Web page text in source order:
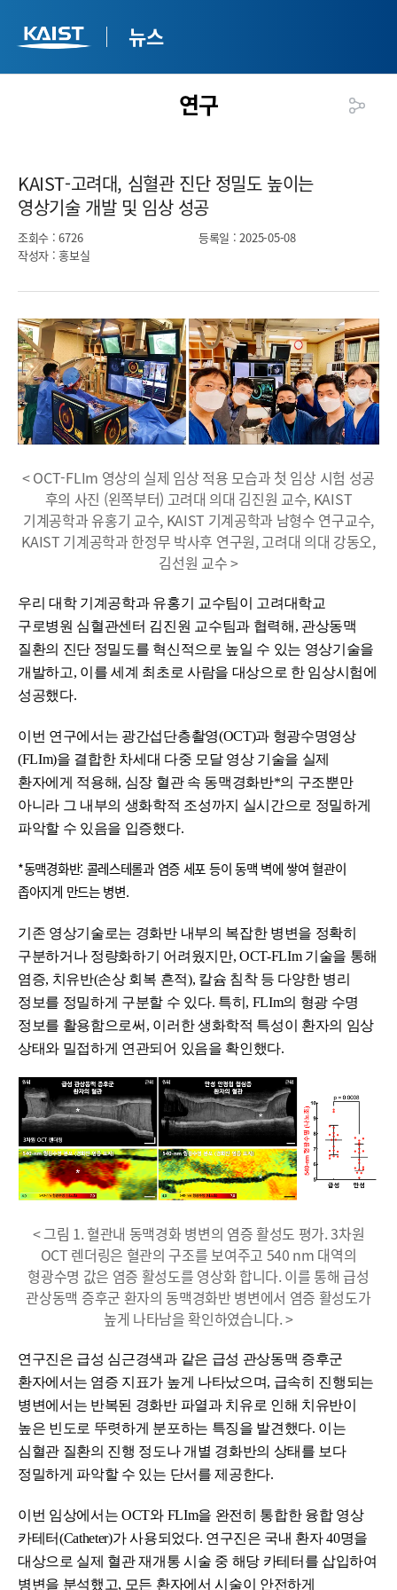
뉴스
연구
KAIST-고려대, 심혈관 진단 정밀도 높이는
영상기술 개발 및 임상 성공​
조회수 : 6726 등록일 : 2025-05-08
작성자 : 홍보실
< OCT-FLIm 영상의 실제 임상 적용 모습과 첫 임상 시험 성공
후의 사진 (왼쪽부터) 고려대 의대 김진원 교수, KAIST
기계공학과 유홍기 교수, KAIST 기계공학과 남형수 연구교수,
KAIST 기계공학과 한정무 박사후 연구원, 고려대 의대 강동오,
김선원 교수 >
우리 대학 기계공학과 유홍기 교수팀이 고려대학교
구로병원 심혈관센터 김진원 교수팀과 협력해, 관상동맥
질환의 진단 정밀도를 혁신적으로 높일 수 있는 영상기술을
개발하고, 이를 세계 최초로 사람을 대상으로 한 임상시험에
성공했다.
이번 연구에서는 광간섭단층촬영(OCT)과 형광수명영상
(FLIm)을 결합한 차세대 다중 모달 영상 기술을 실제
환자에게 적용해, 심장 혈관 속 동맥경화반*의 구조뿐만
아니라 그 내부의 생화학적 조성까지 실시간으로 정밀하게
파악할 수 있음을 입증했다.
*동맥경화반: 콜레스테롤과 염증 세포 등이 동맥 벽에 쌓여 혈관이
좁아지게 만드는 병변.
기존 영상기술로는 경화반 내부의 복잡한 병변을 정확히
구분하거나 정량화하기 어려웠지만, OCT-FLIm 기술을 통해
염증, 치유반(손상 회복 흔적), 칼슘 침착 등 다양한 병리
정보를 정밀하게 구분할 수 있다. 특히, FLIm의 형광 수명
정보를 활용함으로써, 이러한 생화학적 특성이 환자의 임상
상태와 밀접하게 연관되어 있음을 확인했다.
< 그림 1. 혈관내 동맥경화 병변의 염증 활성도 평가. 3차원
OCT 렌더링은 혈관의 구조를 보여주고 540 nm 대역의
형광수명 값은 염증 활성도를 영상화 합니다. 이를 통해 급성
관상동맥 증후군 환자의 동맥경화반 병변에서 염증 활성도가
높게 나타남을 확인하였습니다. >
연구진은 급성 심근경색과 같은 급성 관상동맥 증후군
환자에서는 염증 지표가 높게 나타났으며, 급속히 진행되는
병변에서는 반복된 경화반 파열과 치유로 인해 치유반이
높은 빈도로 뚜렷하게 분포하는 특징을 발견했다. 이는
심혈관 질환의 진행 정도나 개별 경화반의 상태를 보다
정밀하게 파악할 수 있는 단서를 제공한다.
이번 임상에서는 OCT와 FLIm을 완전히 통합한 융합 영상
카테터(Catheter)가 사용되었다. 연구진은 국내 환자 40명을
대상으로 실제 혈관 재개통 시술 중 해당 카테터를 삽입하여
병변을 분석했고, 모든 환자에서 시술이 안전하게